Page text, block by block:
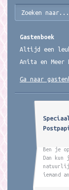
Gastenboek
Altijd een leuk
Anita en Meer
Ga naar
Ben je
Dan
iemand